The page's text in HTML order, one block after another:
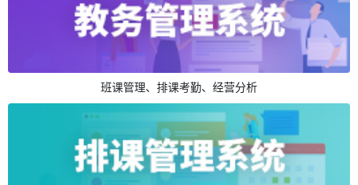
班课管理、排课考勤、经营分析